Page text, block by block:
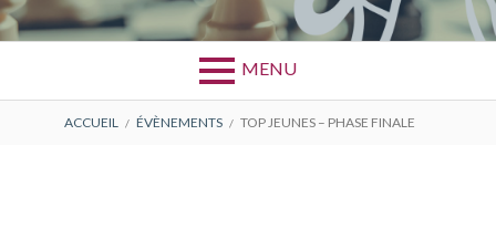
MENU
FILACCUEIL ÉVÈNEMENTS TOP JEUNES – PHASE FINALE